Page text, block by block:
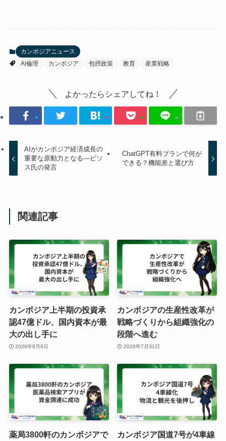
カンボジアニュース
AI倫理
カンボジア 包摂政策 教育 産業戦略
よかったらシェアしてね！
AIがカンボジア経済成長の
重要な原動力となる―ビソ
ス氏の発言
ChatGPT有料プランで何が
できる？機能差と選び方
関連記事
カンボジア上半期の投資承
認47億ドル、国内資本が最
大の出し手に
2026年8月6日
カンボジアの生産性改革が
戦略づくりから組織強化の
段階へ進む
2026年7月31日
薬局3800軒のカンボジアで
カンボジア国道7号が4車線